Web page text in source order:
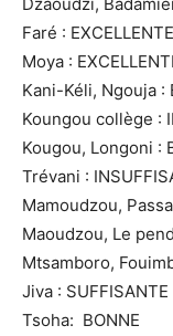
Faré : EXCELLENTE
Moya :
Kani-Kéli, Ngouja :
Koungou collège :
Kougou, Longoni :
Trévani :
Mamoudzou,
Maoudzou, Le
Mtsamboro,
Jiva : SUFFISANTE
Tsoha: BONNE